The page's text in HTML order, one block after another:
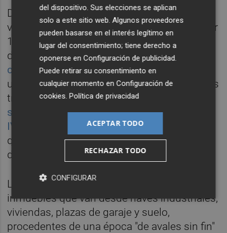
Dentro del proceso de reestructuración, a la
venta de las sedes de la SGR en Alicante (por
1,5 millones) y Castellón se suma ahora la
de València, en la calle Amadeo de Saboya,
con un precio de salida de 2,8 millones
ubicar los servicios que ofrece la SGR y a sus
trabajadores,ha comenzado a buscar una
sede en alquiler que debería estar próxima al
IVF
, situado en la plaza Nápoles y Sicilia, ya
que prácticamente es "el tercer gran fondo"
del instituto, ha explicado Illueca.
La operación, que asesora
inmuebles que van desde naves industriales,
viviendas, plazas de garaje y suelo,
procedentes de una época "de avales sin fin"
del dispositivo. Sus elecciones se aplican
solo a este sitio web. Algunos proveedores
pueden basarse en el interés legítimo en
lugar del consentimiento; tiene derecho a
oponerse enConfiguración de publicidad.
Puede retirar su consentimiento en
cualquier momento enConfiguración de
cookies.Política de privacidad
ACEPTAR TODO
RECHAZAR TODO
CONFIGURAR